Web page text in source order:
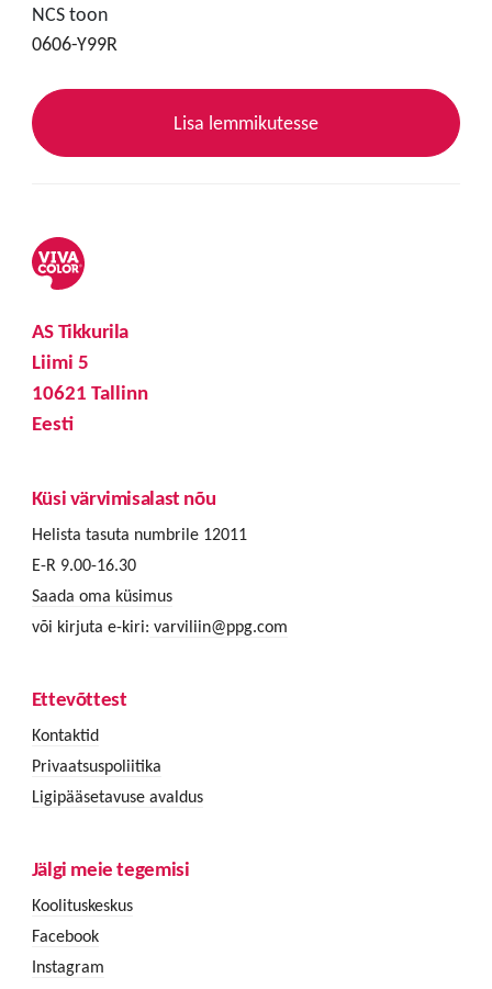
NCS toon
0606-Y99R
Lisa lemmikutesse
AS Tikkurila
Liimi 5
10621 Tallinn
Eesti
Küsi värvimisalast nõu
Helista tasuta numbrile 12011
E-R 9.00-16.30
Saada oma küsimus
või kirjuta e-kiri: varviliin@ppg.com
Ettevõttest
Kontaktid
Privaatsuspoliitika
Ligipääsetavuse avaldus
Jälgi meie tegemisi
Koolituskeskus
Facebook
Instagram